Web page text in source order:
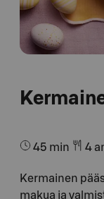
45 min 4
Kermainen
makua ja